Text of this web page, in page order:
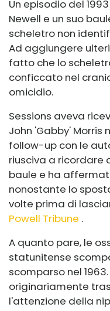
Un episodio del
Newell e un suo
scheletro non
Ad aggiungere
fatto che lo
conficcato nel
omicidio.
Sessions aveva
John 'Gabby' Morris
follow-up con le
riusciva a ricordare
baule e ha
nonostante lo
volte prima di
Powell Tribune .
A quanto pare, le
statunitense
scomparso nel
originariamente
l'attenzione della